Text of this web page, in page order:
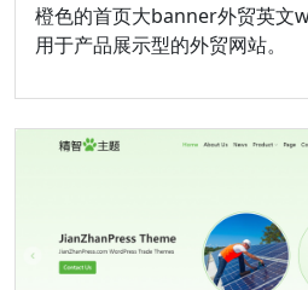
橙色的首页大banner外贸英文
用于产品展示型的外贸网站。